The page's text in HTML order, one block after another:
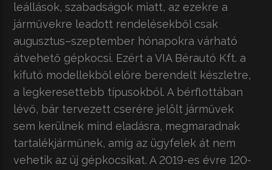
leállások, szabadságok miatt, az ezekre a
járművekre leadott rendelésekből csak
augusztus–szeptember hónapokra várható
átvehető gépkocsi. Ezért a VIA Bérautó Kft. a
kifutó modellekből előre berendelt készletre,
a legkeresettebb típusokból. A bérflottában
lévő, bár tervezett cserére jelölt járművek
sem kerülnek mind eladásra, megmaradnak
tartalékjárműnek, amíg az ügyfelek át nem
vehetik az új gépkocsikat. A 2019-es évre 120-